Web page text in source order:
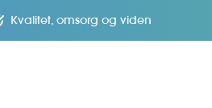
Kvalitet, omsorg og viden